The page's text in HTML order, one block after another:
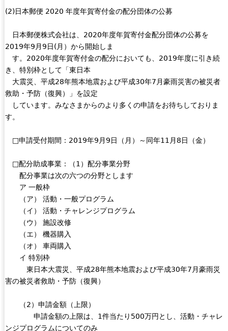
t
n
l
s
n
d
s
-
a
)
s
x
e
n
)
(2)日本郵便 2020 年度年賀寄付金の配分団体の公募
日本郵便株式会社は、2020年度年賀寄付金配分団体の公募を
2019年9月9日(月）から開始しま
す。2020年度年賀寄付金の配分においても、2019年度に引き続
き、特別枠として「東日本
大震災、平成28年熊本地震および平成30年7月豪雨災害の被災者
救助・予防（復興）」を設定
しています。みなさまからのより多くの申請をお待ちしておりま
す。
□申請受付期間：2019年9月9日（月）～同年11月8日（金）
□配分助成事業：（1）配分事業分野
配分事業は次の六つの分野とします
ア 一般枠
（ア） 活動・一般プログラム
（イ） 活動・チャレンジプログラム
（ウ） 施設改修
（エ） 機器購入
（オ） 車両購入
イ 特別枠
東日本大震災、平成28年熊本地震および平成30年7月豪雨災
害の被災者救助・予防（復興）
（2）申請金額（上限）
申請金額の上限は、1件当たり500万円とし、活動・チャレ
ンジプログラムについてのみ